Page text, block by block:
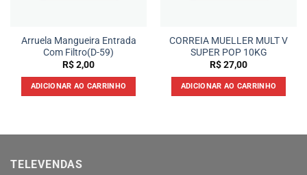
Arruela Mangueira Entrada
Com Filtro(D-59)
R$2,00
ADICIONAR AO CARRINHO
CORREIA MUELLER MULT V
SUPER POP 10KG
R$27,00
ADICIONAR AO CARRINHO
TELEVENDAS